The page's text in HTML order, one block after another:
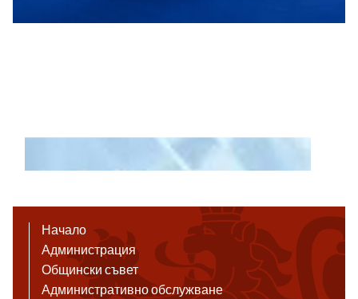
Начало
Администрация
Общински съвет
Административно обслужване